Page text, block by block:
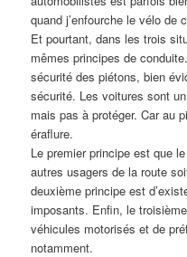
quand j’enfourche le vélo de
Et pourtant, dans les trois
mêmes principes de
sécurité des piétons, bien
sécurité. Les voitures sont
mais pas à protéger. Car au
éraflure.
Le premier principe est que
autres usagers de la route
deuxième principe est
imposants. Enfin, le
véhicules motorisés et de
notamment.